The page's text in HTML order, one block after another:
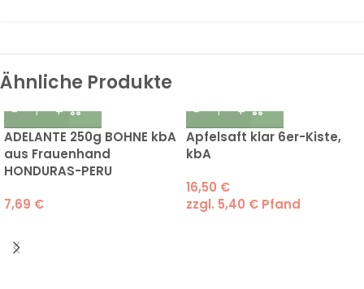
Ähnliche Produkte
ADELANTE 250g BOHNE kbA
aus Frauenhand
HONDURAS-PERU
7,69 €
Apfelsaft klar 6er-Kiste,
kbA
16,50 €
zzgl. 5,40 € Pfand